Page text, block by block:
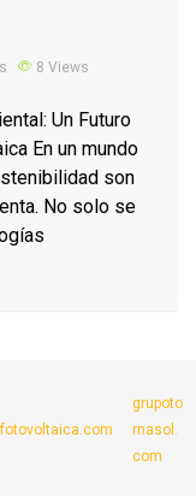
8 Views
Un Futuro
En un mundo
son
No solo se
grupoto
rnasol.
com